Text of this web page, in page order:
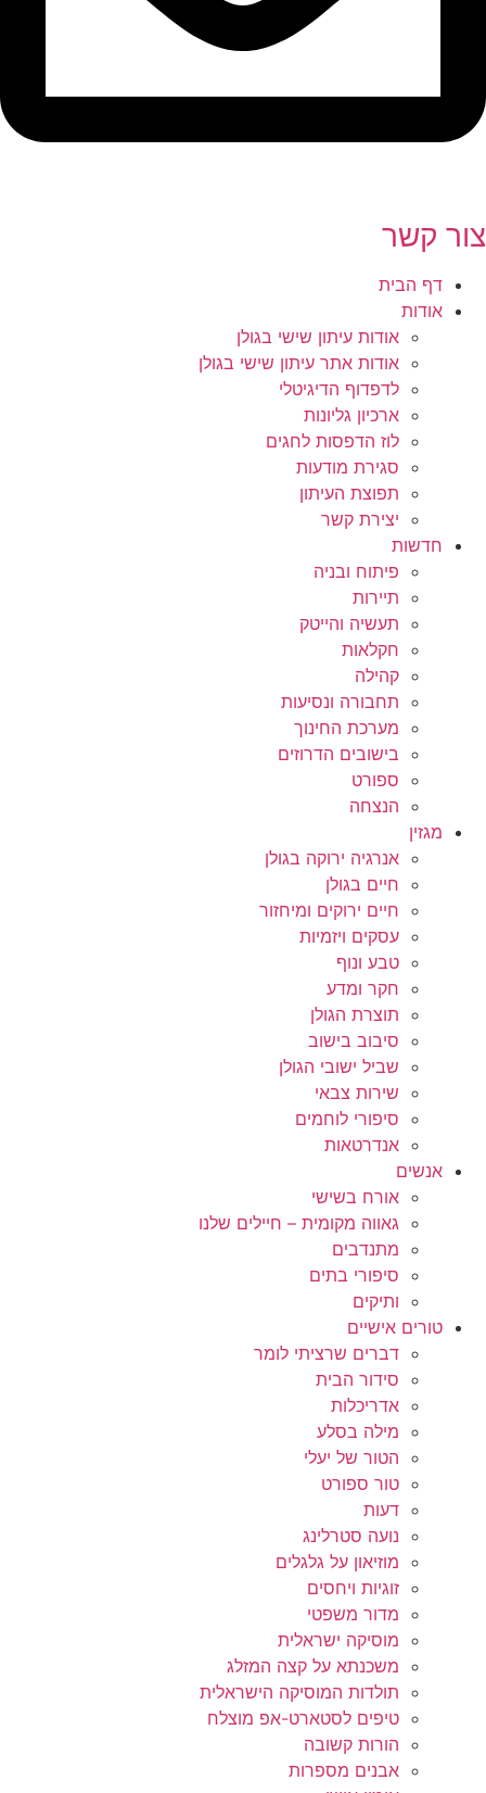
צור קשר
דף הבית
אודות
אודות עיתון שישי בגולן
אודות אתר עיתון שישי בגולן
לדפדוף הדיגיטלי
ארכיון גליונות
לוז הדפסות לחגים
סגירת מודעות
תפוצת העיתון
יצירת קשר
חדשות
פיתוח ובניה
תיירות
תעשיה והייטק
חקלאות
קהילה
תחבורה ונסיעות
מערכת החינוך
בישובים הדרוזים
ספורט
הנצחה
מגזין
אנרגיה ירוקה בגולן
חיים בגולן
חיים ירוקים ומיחזור
עסקים ויזמיות
טבע ונוף
חקר ומדע
תוצרת הגולן
סיבוב בישוב
שביל ישובי הגולן
שירות צבאי
סיפורי לוחמים
אנדרטאות
אנשים
אורח בשישי
גאווה מקומית – חיילים שלנו
מתנדבים
סיפורי בתים
ותיקים
טורים אישיים
דברים שרציתי לומר
סידור הבית
אדריכלות
מילה בסלע
הטור של יעלי
טור ספורט
דעות
נועה סטרלינג
מוזיאון על גלגלים
זוגיות ויחסים
מדור משפטי
מוסיקה ישראלית
משכנתא על קצה המזלג
תולדות המוסיקה הישראלית
טיפים לסטארט-אפ מוצלח
הורות קשובה
אבנים מספרות